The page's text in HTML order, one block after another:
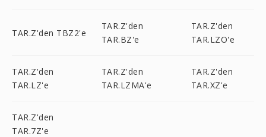
TAR.Z'den TBZ2'e
TAR.Z'den
TAR.BZ'e
TAR.Z'den
TAR.LZO'e
TAR.Z'den
TAR.LZ'e
TAR.Z'den
TAR.LZMA'e
TAR.Z'den
TAR.XZ'e
TAR.Z'den
TAR.7Z'e